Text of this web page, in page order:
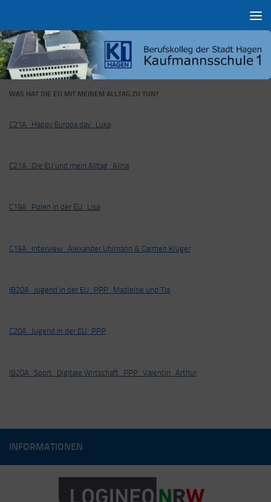
WAS HAT DIE EU MIT MEINEM ALLTAG ZU TUN?
C21A_Happy Europa day_Luka
C21A_Die EU und mein Alltag_Alina
C19A_Polen in der EU_Lisa
C19A_Interview_Alexander Uhlmann & Carmen Krüger
IB20A_Jugend in der EU_PPP_Madleine und Tia
C20A_Jugend in der EU_PPP
IB20A_Sport_Digitale Wirtschaft_PPP_Valentin_Arthur
INFORMATIONEN